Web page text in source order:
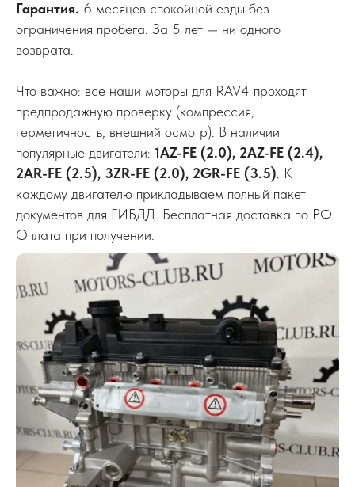
Гарантия. 6 месяцев спокойной езды без
ограничения пробега. За 5 лет — ни одного
возврата.
Что важно: все наши моторы для RAV4 проходят
предпродажную проверку (компрессия,
герметичность, внешний осмотр). В наличии
популярные двигатели: 1AZ-FE (2.0), 2AZ-FE (2.4),
2AR-FE (2.5), 3ZR-FE (2.0), 2GR-FE (3.5) . К
каждому двигателю прикладываем полный пакет
документов для ГИБДД. Бесплатная доставка по РФ.
Оплата при получении.